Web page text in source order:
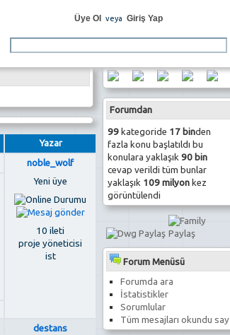
Üye Ol veya Giriş Yap
Forumdan
99kategoride 17 binden
fazla konu başlatıldı bu
konulara yaklaşık 90 bin
cevap verildi tüm bunlar
yaklaşık 109 milyonkez
görüntülendi
Forum Menüsü
Forumda ara
İstatistikler
Sorumlular
Tüm mesajları okundu say
Yazar
noble_wolf
Yeni üye
10 ileti
proje yöneticisi
ist
destans